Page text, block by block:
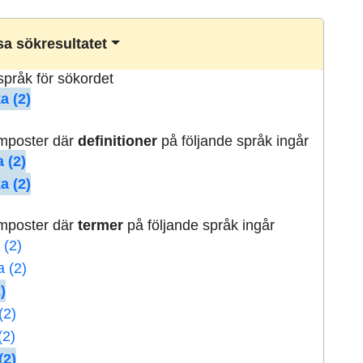
sökresultatet
för sökordet
(2)
därdefinitioner på följande språk ingår
(2)
(2)
därtermer på följande språk ingår
(2)
(2)